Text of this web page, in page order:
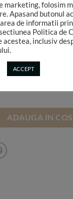
pe care vezi
lumina folosită în
ADAUGA IN COS
marketing, folosim
Apasand butonul
de informatii
Politica de
acestea, inclusiv
ACCEPT